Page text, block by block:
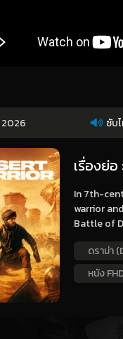
2026 ซับ
เรื่องย่
In 7th-
warrior
Battle of
ดราม่า
หนัง